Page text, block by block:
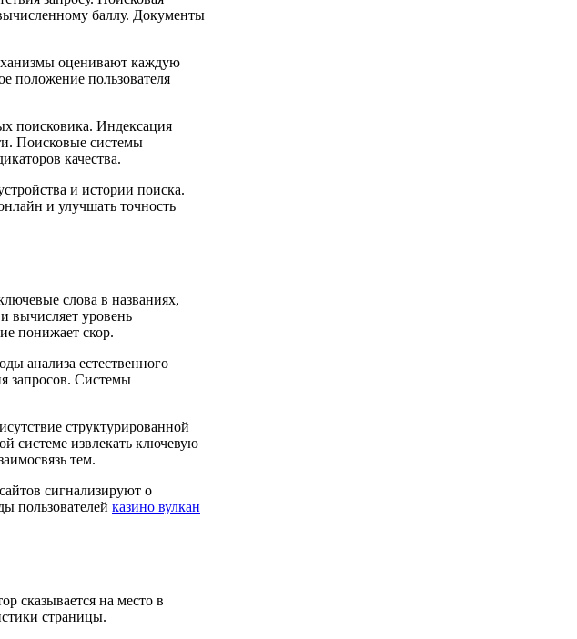
баллу. Документы
оценивают каждую
положение пользователя
поисковика. Индексация
Поисковые системы
качества.
и истории поиска.
и улучшать точность
слова в названиях,
вычисляет уровень
понижает скор.
анализа естественного
запросов. Системы
структурированной
системе извлекать ключевую
тем.
сигнализируют о
пользователей казино вулкан
сказывается на место в
страницы.